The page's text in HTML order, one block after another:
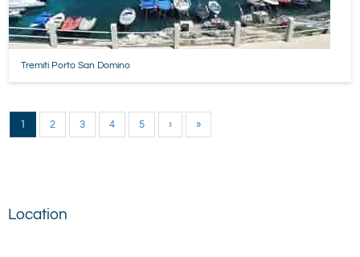
Tremiti Porto San Domino
1 2 3 4 5 › »
Location